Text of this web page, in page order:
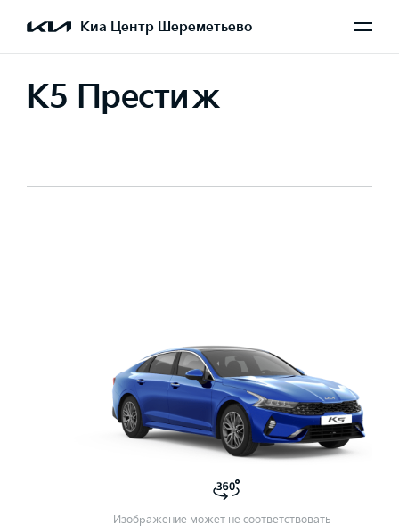
Киа Центр Шереметьево
K5 Престиж
Изображение может не соответствовать